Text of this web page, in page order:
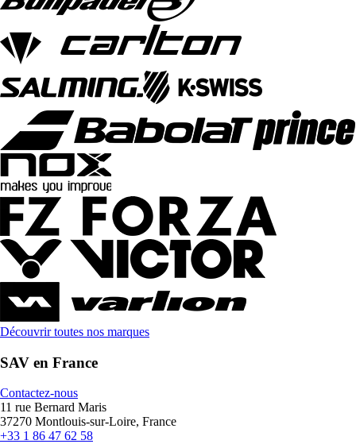
Découvrir toutes nos marques
SAV en France
Contactez-nous
11 rue Bernard Maris
37270 Montlouis-sur-Loire, France
+33 1 86 47 62 58